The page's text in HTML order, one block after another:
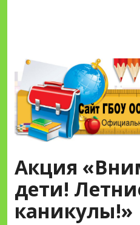
Сайт ГБОУ
Акция
дети!
каникулы!»